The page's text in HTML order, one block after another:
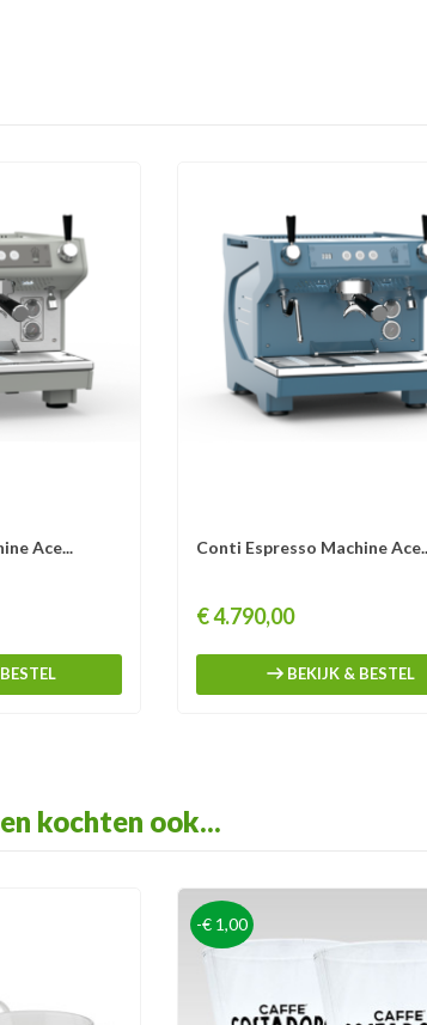
Ace... Conti Espresso Machine
Prijs
€ 4.790,00
BEKIJK & BESTEL
kochten ook...
-€ 1,00